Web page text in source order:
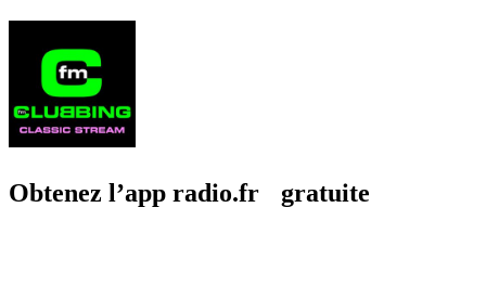
Obtenez l’app radio.fr gratuite